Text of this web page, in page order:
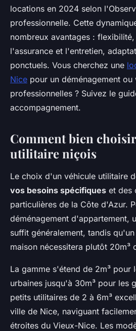
locations en 2024 selon
professionnelle. Cette
nombreux avantages :
l'assurance et l'entretien,
ponctuels. Vous cherchez une
Nice pour un déménagement
professionnelles ? Suivez le
accompagnement.
Comment bien
utilitaire niçois
Le choix d'un véhicule utilitaire
vos besoins spécifiques et des
particulières de la Côte d'Azur.
déménagement d'appartement,
suffit généralement, tandis
maison nécessitera plutôt 20m³
La gamme s'étend de 2m³ pour
urbaines jusqu'à 30m³ pour les
petits utilitaires de 2 à 6m³
ville de Nice, naviguant
étroites du Vieux-Nice. Les